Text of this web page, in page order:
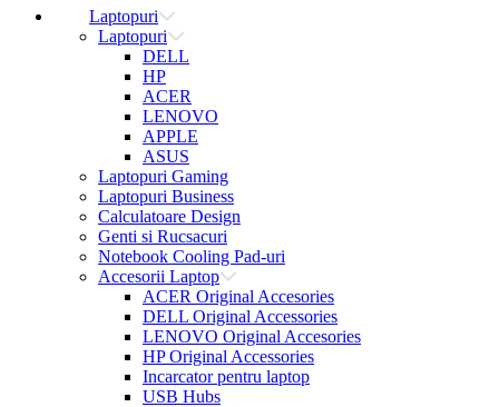
Laptopuri
Laptopuri
DELL
HP
ACER
LENOVO
APPLE
ASUS
Laptopuri Gaming
Laptopuri Business
Calculatoare Design
Genti si Rucsacuri
Notebook Cooling Pad-uri
Accesorii Laptop
ACER Original Accesories
DELL Original Accessories
LENOVO Original Accesories
HP Original Accessories
Incarcator pentru laptop
USB Hubs